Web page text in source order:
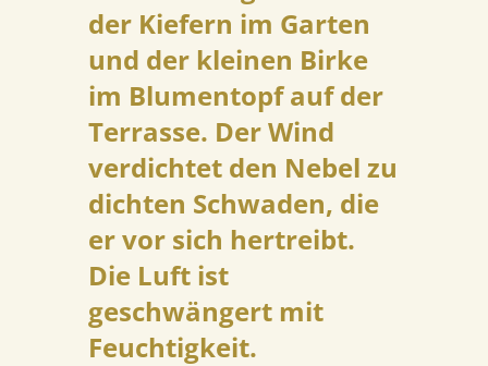
der Kiefern im Garten
und der kleinen Birke
im Blumentopf auf der
Terrasse. Der Wind
verdichtet den Nebel zu
dichten Schwaden, die
er vor sich hertreibt.
Die Luft ist
geschwängert mit
Feuchtigkeit.